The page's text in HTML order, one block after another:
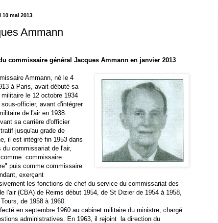
10 mai 2013
Ammann
commissaire général Jacques Ammann en janvier 2013
Ammann, né le 4
à Paris, avait débuté sa
militaire le 12 octobre 1934
officier, avant d'intégrer
de l'air en 1938.
sa carrière d'officier
jusqu'au grade de
il est intégré fin 1953 dans
du commissariat de l'air,
comme commissaire
puis comme commissaire
exerçant
les fonctions de chef du service du commissariat des
l'air (CBA) de Reims début 1954, de St Dizier de 1954 à 1958,
de 1958 à 1960.
en septembre 1960 au cabinet militaire du ministre, chargé
administratives. En 1963, il rejoint la direction du